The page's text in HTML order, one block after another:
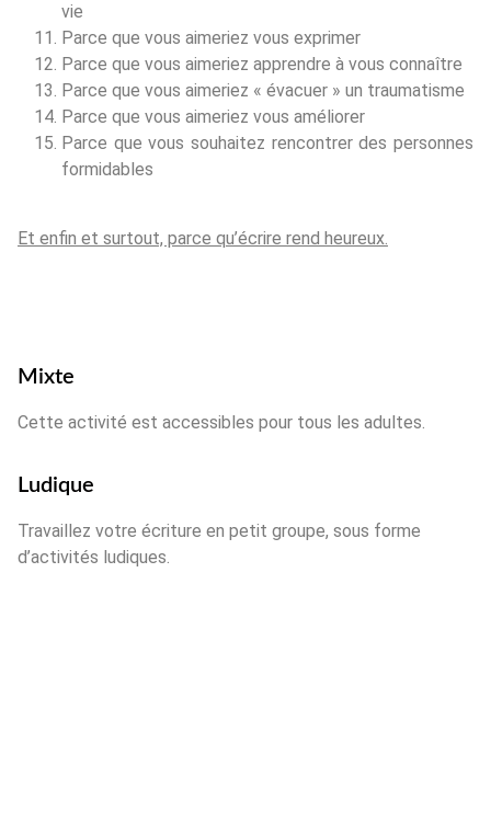
vie
Parce que vous aimeriez vous exprimer
Parce que vous aimeriez apprendre à vous connaître
Parce que vous aimeriez « évacuer » un traumatisme
Parce que vous aimeriez vous améliorer
Parce que vous souhaitez rencontrer des personnes
formidables
Et enfin et surtout, parce qu’écrire rend heureux.
Mixte
Cette activité est accessibles pour tous les adultes.
Ludique
Travaillez votre écriture en petit groupe, sous forme
d’activités ludiques.